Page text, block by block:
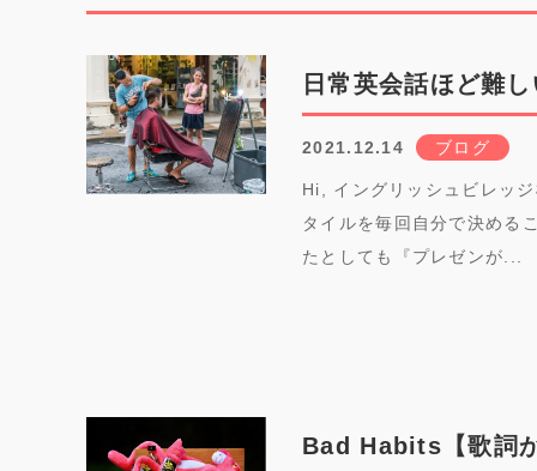
日常英会話ほど難
2021.12.14 ブログ
Hi, イングリッシュビレッ
タイルを毎回自分で決める
たとしても『プレゼンが...
Bad Habits【歌詞